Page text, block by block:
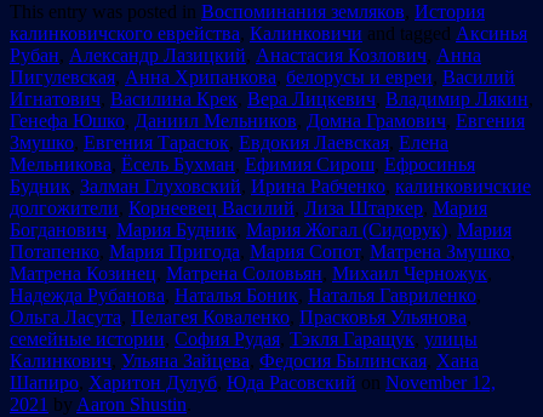
This entry was posted in Воспоминания земляков, История
калинковичского еврейства, Калинковичи and tagged Аксинья
Рубан, Александр Лазицкий, Анастасия Козлович, Анна
Пигулевская, Анна Хрипанкова, белорусы и евреи, Василий
Игнатович, Василина Крек, Вера Лицкевич, Владимир Лякин,
Генефа Юшко, Даниил Мельников, Домна Грамович, Евгения
Змушко, Евгения Тарасюк, Евдокия Лаевская, Елена
Мельникова, Ёсель Бухман, Ефимия Сирош, Ефросинья
Будник, Залман Глуховский, Ирина Рабченко, калинковичские
долгожители, Корнеевец Василий, Лиза Штаркер, Мария
Богданович, Мария Будник, Мария Жогал (Сидорук), Мария
Потапенко, Мария Пригода, Мария Сопот, Матрена Змушко,
Матрена Козинец, Матрена Соловьян, Михаил Черножук,
Надежда Рубанова, Наталья Боник, Наталья Гавриленко,
Ольга Ласута, Пелагея Коваленко, Прасковья Ульянова,
семейные истории, София Рудая, Тэкля Гаращук, улицы
Калинкович, Ульяна Зайцева, Федосия Былинская, Хана
Шапиро, Харитон Дулуб, Юда Расовский on November 12,
2021 by Aaron Shustin.